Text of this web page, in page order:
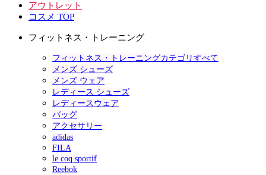
アウトレット
コスメ TOP
フィットネス・トレーニング
フィットネス・トレーニングカテゴリすべて
メンズ シューズ
メンズ ウェア
レディース シューズ
レディースウェア
バッグ
アクセサリー
adidas
FILA
le coq sportif
Reebok